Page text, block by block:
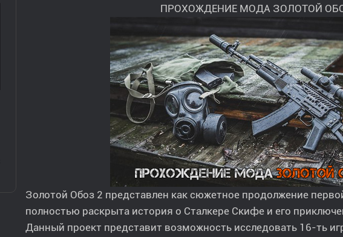
ПРОХОЖДЕНИЕ МОДА ЗОЛОТОЙ
Золотой Обоз 2 представлен как сюжетное продолжение
полностью раскрыта история о Сталкере Скифе и его
Данный проект представит возможность исследовать 16-ть